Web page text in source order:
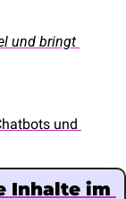
und bringt
und
Inhalte im